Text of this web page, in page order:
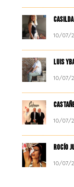
10/07/
LUIS
10/07/
10/07/
ROCÍO
10/07/